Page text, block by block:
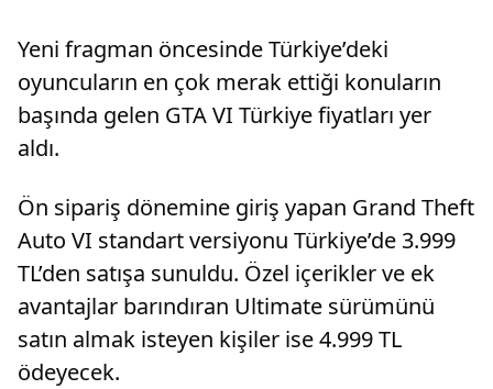
Yeni fragman öncesinde Türkiye’deki
oyuncuların en çok merak ettiği konuların
başında gelen GTA VI Türkiye fiyatları yer
aldı.
Ön sipariş dönemine giriş yapan Grand Theft
Auto VI standart versiyonu Türkiye’de 3.999
TL’den satışa sunuldu. Özel içerikler ve ek
avantajlar barındıran Ultimate sürümünü
satın almak isteyen kişiler ise 4.999 TL
ödeyecek.